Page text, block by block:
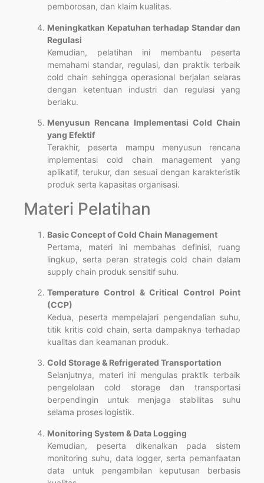
pemborosan, dan klaim kualitas.
Meningkatkan Kepatuhan terhadap Standar dan
Regulasi
Kemudian, pelatihan ini membantu peserta
memahami standar, regulasi, dan praktik terbaik
cold chain sehingga operasional berjalan selaras
dengan ketentuan industri dan regulasi yang
berlaku.
Menyusun Rencana Implementasi Cold Chain
yang Efektif
Terakhir, peserta mampu menyusun rencana
implementasi cold chain management yang
aplikatif, terukur, dan sesuai dengan karakteristik
produk serta kapasitas organisasi.
Materi Pelatihan
Basic Concept of Cold Chain Management
Pertama, materi ini membahas definisi, ruang
lingkup, serta peran strategis cold chain dalam
supply chain produk sensitif suhu.
Temperature Control & Critical Control Point
(CCP)
Kedua, peserta mempelajari pengendalian suhu,
titik kritis cold chain, serta dampaknya terhadap
kualitas dan keamanan produk.
Cold Storage & Refrigerated Transportation
Selanjutnya, materi ini mengulas praktik terbaik
pengelolaan cold storage dan transportasi
berpendingin untuk menjaga stabilitas suhu
selama proses logistik.
Monitoring System & Data Logging
Kemudian, peserta dikenalkan pada sistem
monitoring suhu, data logger, serta pemanfaatan
data untuk pengambilan keputusan berbasis